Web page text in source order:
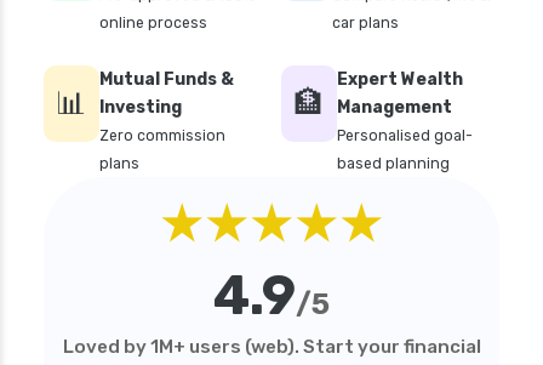
online process
car plans
📊
Mutual Funds &
Investing
Zero commission
plans
🏦
Expert Wealth
Management
Personalised goal-
based planning
★★★★★
4.9/5
Loved by 1M+ users (web). Start your financial